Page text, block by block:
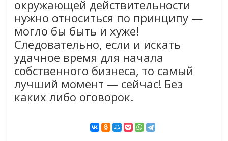
окружающей действительности
нужно относиться по принципу —
могло бы быть и хуже!
Следовательно, если и искать
удачное время для начала
собственного бизнеса, то самый
лучший момент — сейчас! Без
каких либо оговорок.